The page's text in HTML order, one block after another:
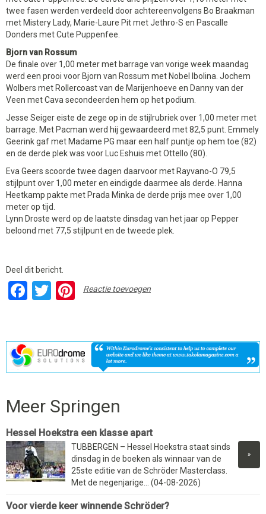
twee fasen werden verdeeld door achtereenvolgens Bo Braakman
met Mistery Lady, Marie-Laure Pit met Jethro-S en Pascalle
Donders met Cute Puppenfee.
Bjorn van Rossum
De finale over 1,00 meter met barrage van vorige week maandag
werd een prooi voor Bjorn van Rossum met Nobel Ibolina. Jochem
Wolbers met Rollercoast van de Marijenhoeve en Danny van der
Veen met Cava secondeerden hem op het podium.
Jesse Seiger eiste de zege op in de stijlrubriek over 1,00 meter met
barrage. Met Pacman werd hij gewaardeerd met 82,5 punt. Emmely
Geerink gaf met Madame PG maar een half puntje op hem toe (82)
en de derde plek was voor Luc Eshuis met Ottello (80).
Eva Geers scoorde twee dagen daarvoor met Rayvano-O 79,5
stijlpunt over 1,00 meter en eindigde daarmee als derde. Hanna
Heetkamp pakte met Prada Minka de derde prijs mee over 1,00
meter op tijd.
Lynn Droste werd op de laatste dinsdag van het jaar op Pepper
beloond met 77,5 stijlpunt en de tweede plek.
Deel dit bericht.
Facebook
TwitterPinterest
Reactie toevoegen
Meer Springen
Hessel Hoekstra een klasse apart
»
TUBBERGEN – Hessel Hoekstra staat sinds
dinsdag in de boeken als winnaar van de
25ste editie van de Schröder Masterclass.
Met de negenjarige... (04-08-2026)
Voor vierde keer winnende Schröder?